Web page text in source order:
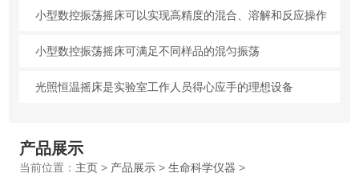
小型数控振荡摇床可以实现高精度的混合、溶解和反应操作
小型数控振荡摇床可满足不同样品的混匀振荡
光照恒温摇床是实验室工作人员得心应手的理想设备
产品展示
当前位置： 主页> 产品展示> 生命科学仪器 >